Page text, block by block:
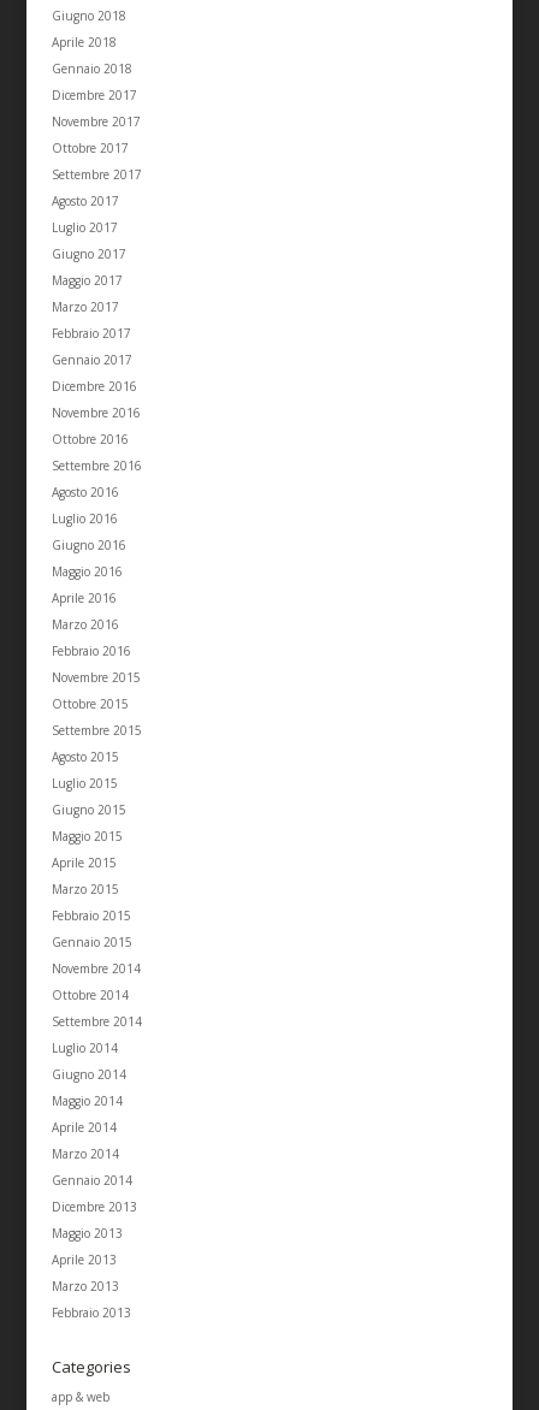
Giugno 2018
Aprile 2018
Gennaio 2018
Dicembre 2017
Novembre 2017
Ottobre 2017
Settembre 2017
Agosto 2017
Luglio 2017
Giugno 2017
Maggio 2017
Marzo 2017
Febbraio 2017
Gennaio 2017
Dicembre 2016
Novembre 2016
Ottobre 2016
Settembre 2016
Agosto 2016
Luglio 2016
Giugno 2016
Maggio 2016
Aprile 2016
Marzo 2016
Febbraio 2016
Novembre 2015
Ottobre 2015
Settembre 2015
Agosto 2015
Luglio 2015
Giugno 2015
Maggio 2015
Aprile 2015
Marzo 2015
Febbraio 2015
Gennaio 2015
Novembre 2014
Ottobre 2014
Settembre 2014
Luglio 2014
Giugno 2014
Maggio 2014
Aprile 2014
Marzo 2014
Gennaio 2014
Dicembre 2013
Maggio 2013
Aprile 2013
Marzo 2013
Febbraio 2013
Categories
app & web